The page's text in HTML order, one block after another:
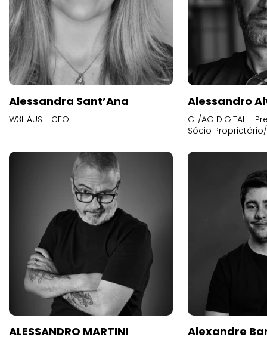
Alessandra Sant’Ana
W3HAUS - CEO
Alessandro
CL/AG DIGITAL -
Sócio
ALESSANDRO MARTINI
Alexandre